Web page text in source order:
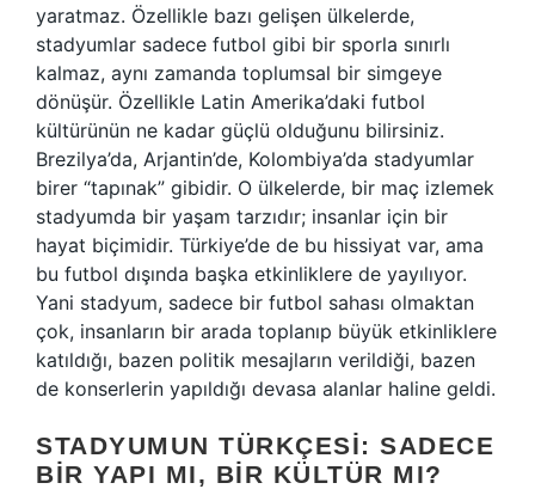
yaratmaz. Özellikle bazı gelişen ülkelerde,
stadyumlar sadece futbol gibi bir sporla sınırlı
kalmaz, aynı zamanda toplumsal bir simgeye
dönüşür. Özellikle Latin Amerika’daki futbol
kültürünün ne kadar güçlü olduğunu bilirsiniz.
Brezilya’da, Arjantin’de, Kolombiya’da stadyumlar
birer “tapınak” gibidir. O ülkelerde, bir maç izlemek
stadyumda bir yaşam tarzıdır; insanlar için bir
hayat biçimidir. Türkiye’de de bu hissiyat var, ama
bu futbol dışında başka etkinliklere de yayılıyor.
Yani stadyum, sadece bir futbol sahası olmaktan
çok, insanların bir arada toplanıp büyük etkinliklere
katıldığı, bazen politik mesajların verildiği, bazen
de konserlerin yapıldığı devasa alanlar haline geldi.
STADYUMUN TÜRKÇESI: SADECE
BIR YAPI MI, BIR KÜLTÜR MI?